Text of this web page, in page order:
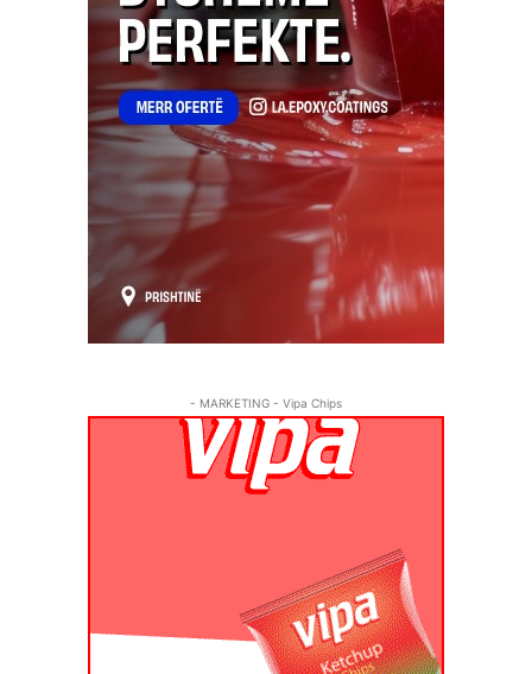
- MARKETING - Vipa Chips